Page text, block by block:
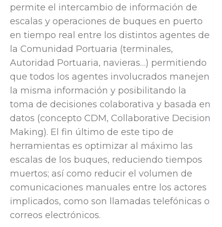
permite el intercambio de información de
escalas y operaciones de buques en puerto
en tiempo real entre los distintos agentes de
la Comunidad Portuaria (terminales,
Autoridad Portuaria, navieras…) permitiendo
que todos los agentes involucrados manejen
la misma información y posibilitando la
toma de decisiones colaborativa y basada en
datos (concepto CDM, Collaborative Decision
Making). El fin último de este tipo de
herramientas es optimizar al máximo las
escalas de los buques, reduciendo tiempos
muertos; así como reducir el volumen de
comunicaciones manuales entre los actores
implicados, como son llamadas telefónicas o
correos electrónicos.